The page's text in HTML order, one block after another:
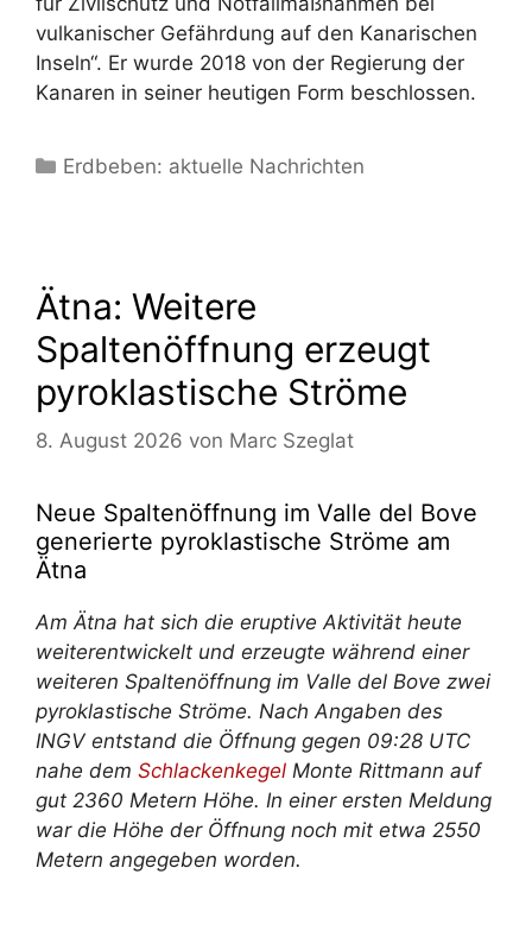
vulkanischer Gefährdung auf den Kanarischen
Inseln“. Er wurde 2018 von der Regierung der
Kanaren in seiner heutigen Form beschlossen.
Kategorien
Erdbeben: aktuelle Nachrichten
Ätna: Weitere
Spaltenöffnung erzeugt
pyroklastische Ströme
8. August 2026 von Marc Szeglat
Neue Spaltenöffnung im Valle del Bove
generierte pyroklastische Ströme am
Ätna
Am Ätna hat sich die eruptive Aktivität heute
weiterentwickelt und erzeugte während einer
weiteren Spaltenöffnung im Valle del Bove zwei
pyroklastische Ströme. Nach Angaben des
INGV entstand die Öffnung gegen 09:28 UTC
nahe dem Schlackenkegel Monte Rittmann auf
gut 2360 Metern Höhe. In einer ersten Meldung
war die Höhe der Öffnung noch mit etwa 2550
Metern angegeben worden.